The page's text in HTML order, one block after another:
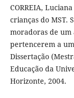
CORREIA,
crianças do MST.
moradoras de
pertencerem a
Dissertação
Educação da
Horizonte, 2004.